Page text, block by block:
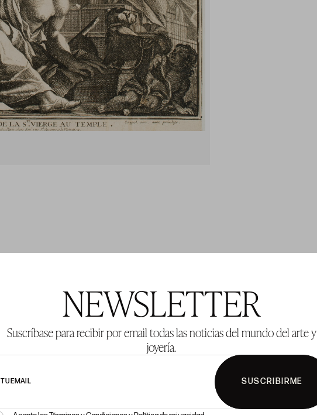
NEWSLETTER
Suscríbase para recibir por email todas las noticias del mundo del arte y
joyería.
TU EMAIL SUSCRIBIRME